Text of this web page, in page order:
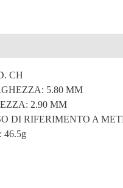
CH
5.80 MM
2.90 MM
DI RIFERIMENTO A
46.5g